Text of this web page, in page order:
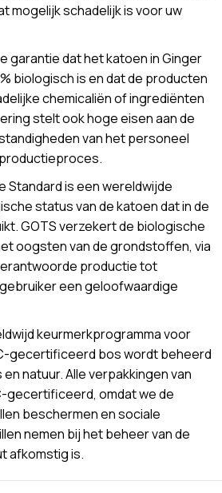
mogelijk schadelijk is voor uw
garantie dat het katoen in Ginger
biologisch is en dat de producten
chemicaliën of ingrediënten
stelt ook hoge eisen aan de
van het personeel
Standard is een wereldwijde
status van de katoen dat in de
GOTS verzekert de biologische
oogsten van de grondstoffen, via
productie tot
een geloofwaardige
keurmerkprogramma voor
gecertificeerd bos wordt beheerd
natuur. Alle verpakkingen van
gecertificeerd, omdat we de
beschermen en sociale
nemen bij het beheer van de
afkomstig is.